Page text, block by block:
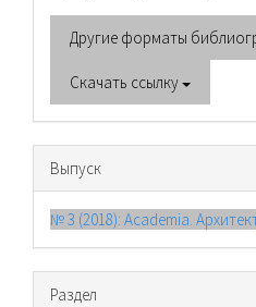
Другие форматы
Скачать ссылку
Выпуск
№ 3 (2018): Academia.
Раздел